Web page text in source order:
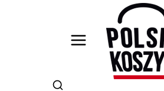
Otwórz wyszukiwarkę